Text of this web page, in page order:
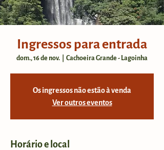
Ingressos para entrada
dom., 16 de nov. Cachoeira Grande - Lagoinha
Os ingressos não estão à venda
Ver outros eventos
Horário e local